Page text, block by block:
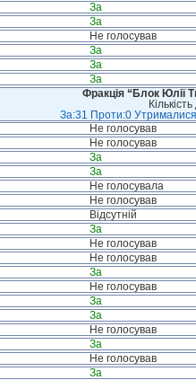
За
За
Не голосував
За
За
За
Фракція “Блок Юлії
За:31 Проти:0
Не голосував
Не голосував
За
За
Не голосувала
Не голосував
Відсутній
За
Не голосував
Не голосував
За
Не голосував
За
За
Не голосував
За
Не голосував
За